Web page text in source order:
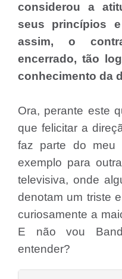
considerou a
seus princípios
assim, o
encerrado, tão
conhecimento da
Ora, perante este
que felicitar a
faz parte do meu
exemplo para
televisiva, onde
denotam um triste
curiosamente a
E não vou
entender?